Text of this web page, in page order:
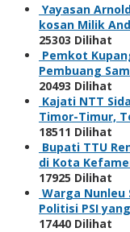
Yayasan
kosan Milik
25303 Dilihat
Pemkot
Pembuang
20493 Dilihat
Kajati NTT
Timor-Timur,
18511 Dilihat
Bupati TTU
di Kota
17925 Dilihat
Warga Nunleu
Politisi PSI
17440 Dilihat